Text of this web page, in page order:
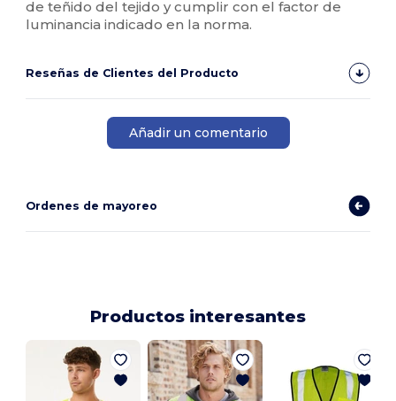
de teñido del tejido y cumplir con el factor de
luminancia indicado en la norma.
Reseñas de Clientes del Producto
Añadir un comentario
Ordenes de mayoreo
Productos interesantes